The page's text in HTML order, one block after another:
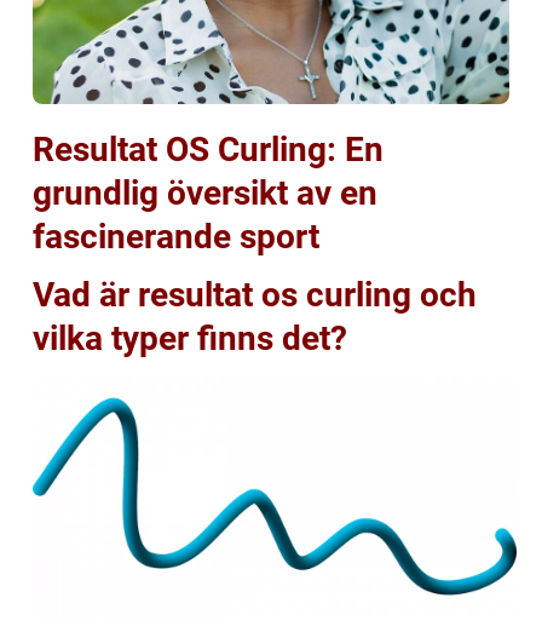
Resultat OS Curling: En
grundlig översikt av en
fascinerande sport
Vad är resultat os curling och
vilka typer finns det?